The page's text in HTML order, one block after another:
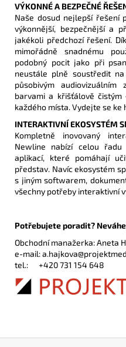
VÝKONNÉ A BEZPEČNÉ
Naše dosud nejlepší řešení
výkonnější, bezpečnější a
jakékoli předchozí řešení.
mimořádně snadnému
podobný pocit jako při
neustále plně soustředit
působivým audiovizuálním
barvami a křišťálově
každého místa. Vydejte se ke
INTERAKTIVNÍ EKOSYSTÉM
Kompletně inovovaný
Newline nabízí celou
aplikací, které pomáhají
představ. Navíc ekosystém
s jiným softwarem,
všechny potřeby interaktivní
Potřebujete poradit?
Obchodní manažerka: Aneta
e-mail:
tel.: +420 731 154 648